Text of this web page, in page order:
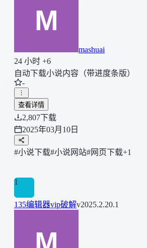
mashuai
24 小时 +6
自动下载小说内容（带进度条版）
-
查看详情
2,807下载
2025年03月10日
#小说下载#小说网站#网页下载+1
1
135编辑器vip破解v2025.2.20.1